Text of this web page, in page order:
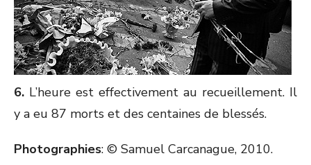
6. L’heure est effectivement au recueillement. Il
y a eu 87 morts et des centaines de blessés.
Photographies: © Samuel Carcanague, 2010.